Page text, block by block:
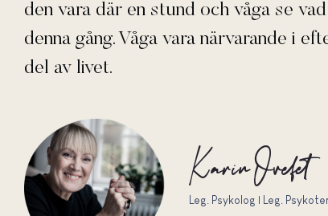
den vara där en stund och våga se
denna gång. Våga vara närvarande i
del av livet.
Karin Ovefelt
Leg. Psykolog | Leg.